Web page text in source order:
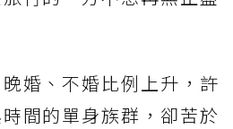
婚、不婚比例上升，許
間的單身族群，卻苦於